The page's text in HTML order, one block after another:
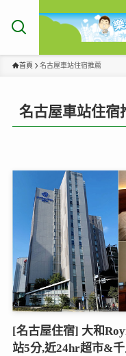
首頁 名古屋車站住宿推薦
名古屋車站住宿
[名古屋住宿] 大和
站5分,近24hr超市&千